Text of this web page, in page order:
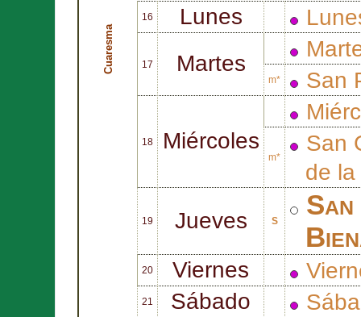
Cuaresma
16 Lunes
17 Martes
m* San
18 Miércoles
m*
San
de
19 Jueves S
San
20 Viernes
21 Sábado